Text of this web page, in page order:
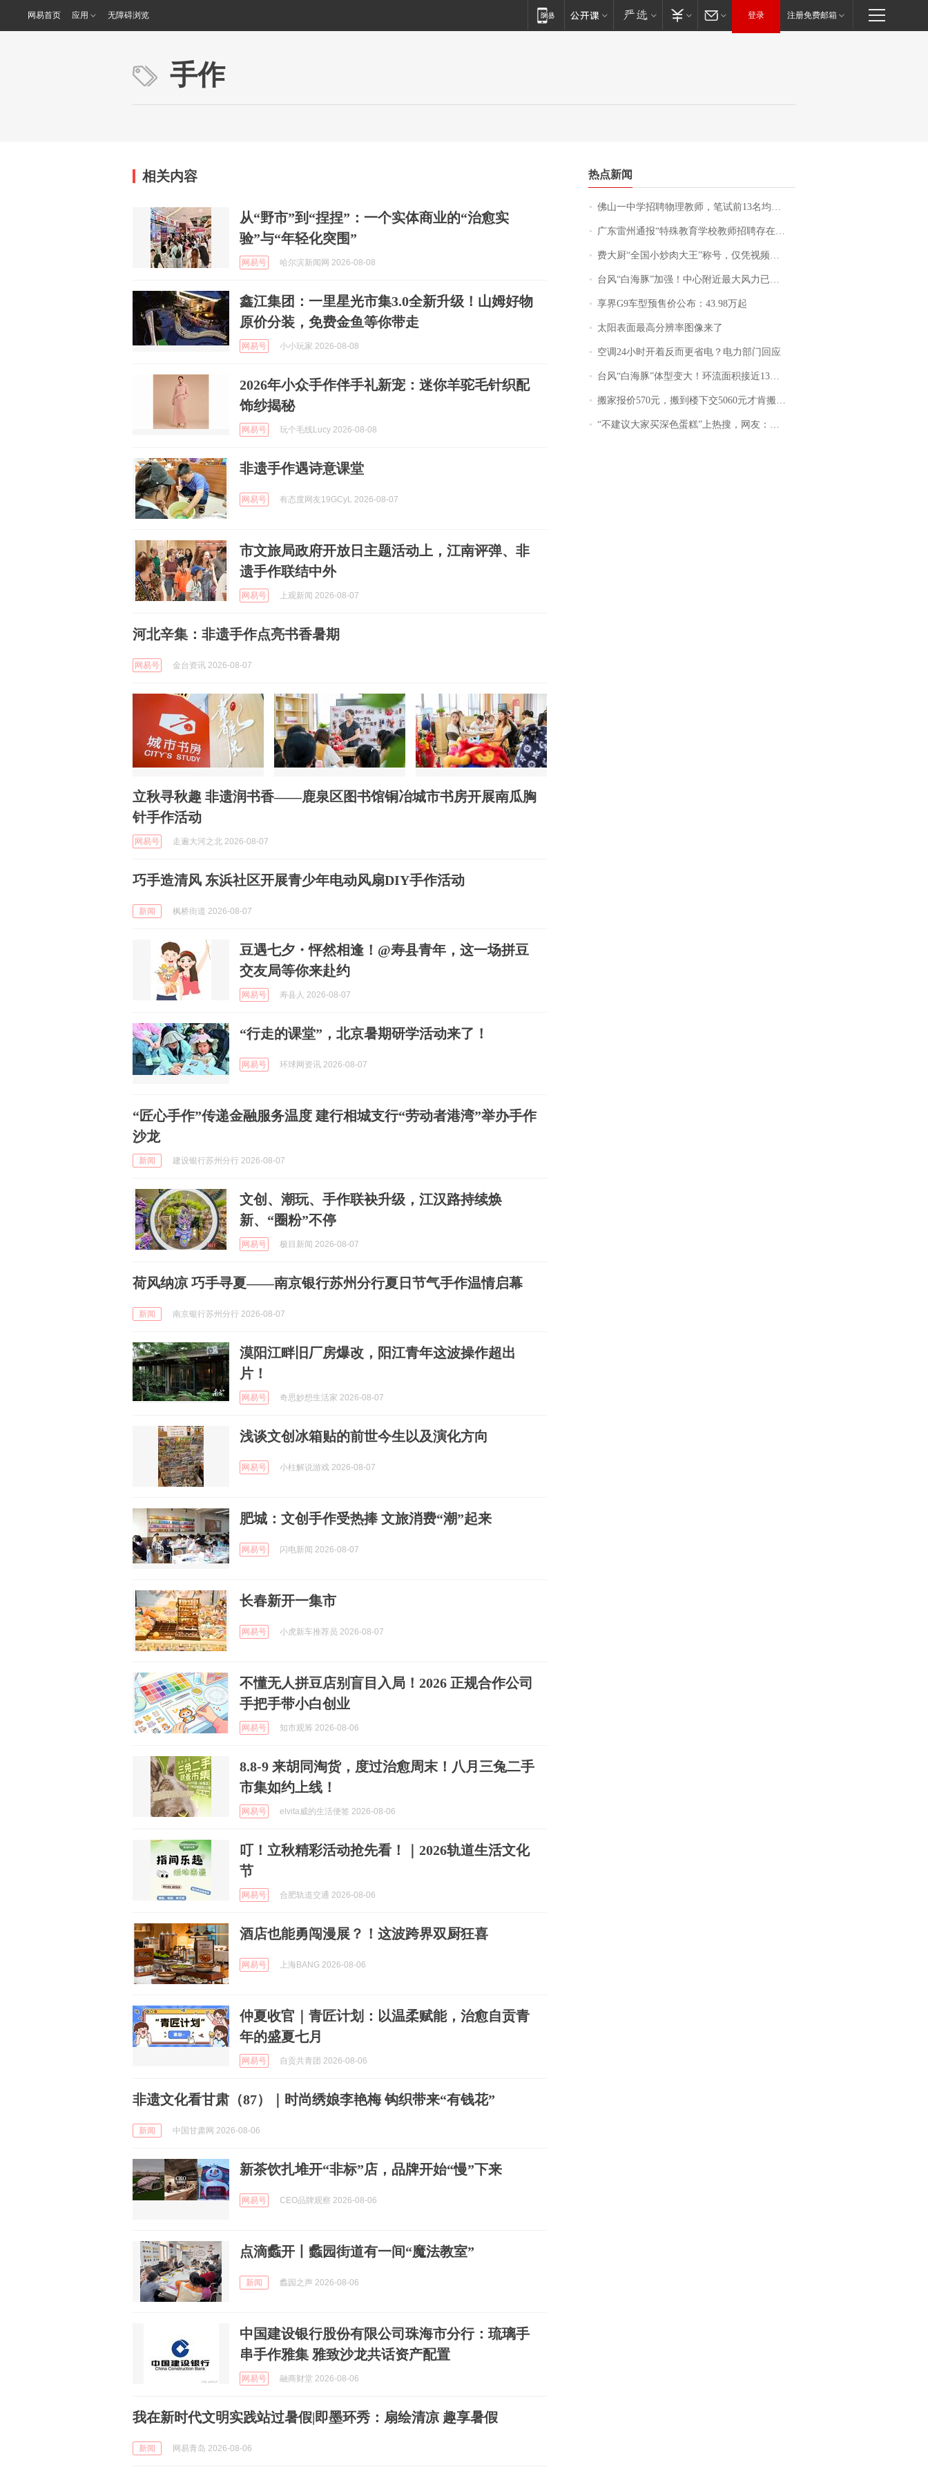
网易首页 应用 无障碍浏览 登录 注册免费邮箱
手作
相关内容
从“野市”到“捏捏”：一个实体商业的“治愈实
验”与“年轻化突围”
网易号 哈尔滨新闻网 2026-08-08
鑫江集团：一里星光市集3.0全新升级！山姆好物
原价分装，免费金鱼等你带走
网易号 小小玩家 2026-08-08
2026年小众手作伴手礼新宠：迷你羊驼毛针织配
饰纱揭秘
网易号 玩个毛线Lucy 2026-08-08
非遗手作遇诗意课堂
网易号 有态度网友19GCyL 2026-08-07
市文旅局政府开放日主题活动上，江南评弹、非
遗手作联结中外
网易号 上观新闻 2026-08-07
河北辛集：非遗手作点亮书香暑期
网易号 金台资讯 2026-08-07
立秋寻秋趣 非遗润书香——鹿泉区图书馆铜冶城市书房开展南瓜胸
针手作活动
网易号 走遍大河之北 2026-08-07
巧手造清风 东浜社区开展青少年电动风扇DIY手作活动
新闻 枫桥街道 2026-08-07
豆遇七夕・怦然相逢！@寿县青年，这一场拼豆
交友局等你来赴约
网易号 寿县人 2026-08-07
“行走的课堂”，北京暑期研学活动来了！
网易号 环球网资讯 2026-08-07
“匠心手作”传递金融服务温度 建行相城支行“劳动者港湾”举办手作
沙龙
新闻 建设银行苏州分行 2026-08-07
文创、潮玩、手作联袂升级，江汉路持续焕
新、“圈粉”不停
网易号 极目新闻 2026-08-07
荷风纳凉 巧手寻夏——南京银行苏州分行夏日节气手作温情启幕
新闻 南京银行苏州分行 2026-08-07
漠阳江畔旧厂房爆改，阳江青年这波操作超出
片！
网易号 奇思妙想生活家 2026-08-07
浅谈文创冰箱贴的前世今生以及演化方向
网易号 小柱解说游戏 2026-08-07
肥城：文创手作受热捧 文旅消费“潮”起来
网易号 闪电新闻 2026-08-07
长春新开一集市
网易号 小虎新车推荐员 2026-08-07
不懂无人拼豆店别盲目入局！2026 正规合作公司
手把手带小白创业
网易号 知市观筹 2026-08-06
8.8-9 来胡同淘货，度过治愈周末！八月三兔二手
市集如约上线！
网易号 elvita威的生活便签 2026-08-06
叮！立秋精彩活动抢先看！｜2026轨道生活文化
节
网易号 合肥轨道交通 2026-08-06
酒店也能勇闯漫展？！这波跨界双厨狂喜
网易号 上海BANG 2026-08-06
仲夏收官｜青匠计划：以温柔赋能，治愈自贡青
年的盛夏七月
网易号 自贡共青团 2026-08-06
非遗文化看甘肃（87）｜时尚绣娘李艳梅 钩织带来“有钱花”
新闻 中国甘肃网 2026-08-06
新茶饮扎堆开“非标”店，品牌开始“慢”下来
网易号 CEO品牌观察 2026-08-06
点滴蠡开丨蠡园街道有一间“魔法教室”
新闻 蠡园之声 2026-08-06
中国建设银行股份有限公司珠海市分行：琉璃手
串手作雅集 雅致沙龙共话资产配置
网易号 融商财堂 2026-08-06
我在新时代文明实践站过暑假|即墨环秀：扇绘清凉 趣享暑假
新闻 网易青岛 2026-08-06
热点新闻
佛山一中学招聘物理教师，笔试前13名均遭淘汰？教育局：已叫停招聘，成立调查组全面核查
广东雷州通报“特殊教育学校教师招聘存在违规行为”：已启动问责程序 副校长被停职
费大厨“全国小炒肉大王”称号，仅凭视频评出？中国烹饪协会回应
台风“白海豚”加强！中心附近最大风力已达15级 最新研判
享界G9车型预售价公布：43.98万起
太阳表面最高分辨率图像来了
空调24小时开着反而更省电？电力部门回应
台风“白海豚”体型变大！环流面积接近13个浙江那么大
搬家报价570元，搬到楼下交5060元才肯搬上楼！女子傻眼了……
“不建议大家买深色蛋糕”上热搜，网友：天塌了！